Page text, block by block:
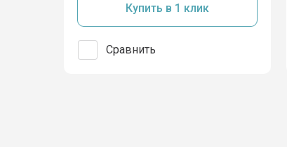
Купить в 1 клик
Сравнить